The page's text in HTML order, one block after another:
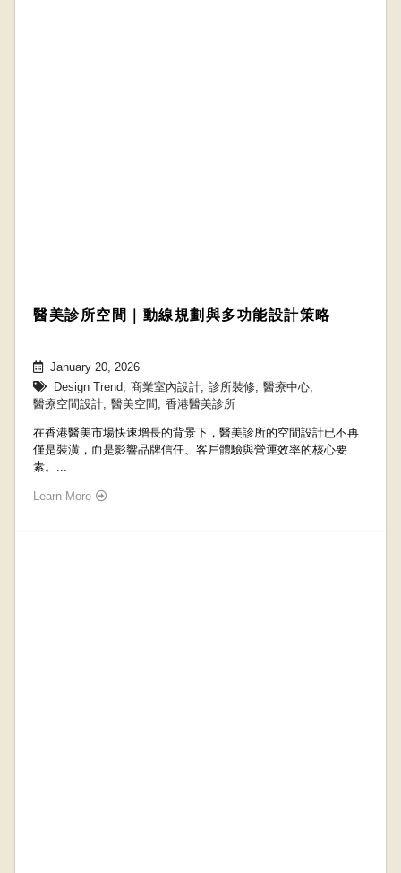
醫美診所空間｜動線規劃與多功能設計策略
January 20, 2026
Design Trend, 商業室內設計, 診所裝修, 醫療中心,
醫療空間設計, 醫美空間 , 香港醫美診所
在香港醫美市場快速增長的背景下，醫美診所的空間設計已不再
僅是裝潢，而是影響品牌信任、客戶體驗與營運效率的核心要
素。...
Learn More